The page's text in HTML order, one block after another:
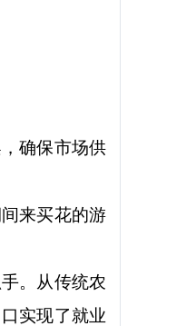
确保市场供
来买花的游
。从传统农
实现了就业